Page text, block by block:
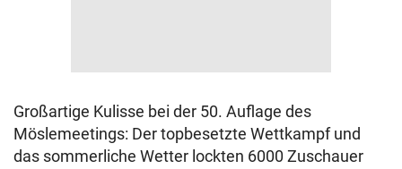
Großartige Kulisse bei der 50. Auflage des
Möslemeetings: Der topbesetzte Wettkampf und
das sommerliche Wetter lockten 6000 Zuschauer